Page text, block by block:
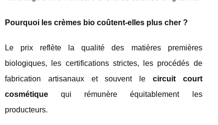
Pourquoi les crèmes bio coûtent-elles plus cher ?
Le prix reflète la qualité des matières premières
biologiques, les certifications strictes, les procédés de
fabrication artisanaux et souvent le circuit court
cosmétique qui rémunère équitablement les
producteurs.